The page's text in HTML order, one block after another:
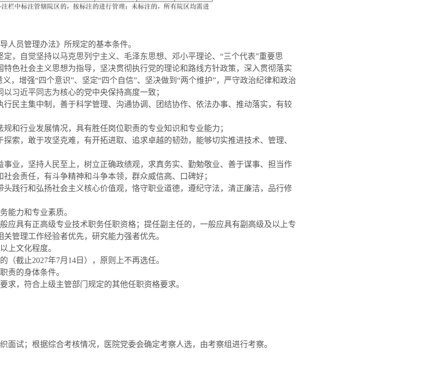
人员管理办法》所规定的基本条件。
，自觉坚持以马克思列宁主义、毛泽东思想、邓小平理论、“三个代表”重要思
色社会主义思想为指导，坚决贯彻执行党的理论和路线方针政策，深入贯彻落实
，增强“四个意识”、坚定“四个自信”、坚决做到“两个维护”，严守政治纪律和政治
习近平同志为核心的党中央保持高度一致；
行民主集中制，善于科学管理、沟通协调、团结协作、依法办事、推动落实，有较
和行业发展情况，具有胜任岗位职责的专业知识和专业能力；
索，敢于攻坚克难，有开拓进取、追求卓越的韧劲，能够切实推进技术、管理、
业，坚持人民至上，树立正确政绩观，求真务实、勤勉敬业、善于谋事、担当作
会责任，有斗争精神和斗争本领，群众威信高、口碑好；
践行和弘扬社会主义核心价值观，恪守职业道德，遵纪守法，清正廉洁，品行修
能力和专业素质。
应具有正高级专业技术职务任职资格；提任副主任的，一般应具有副高级及以上专
管理工作经验者优先，研究能力强者优先。
上文化程度。
（截止2027年7月 14日），原则上不再选任。
责的身体条件。
求，符合上级主管部门规定的其他任职资格要求。
面试；根据综合考核情况，医院党委会确定考察人选，由考察组进行考察。